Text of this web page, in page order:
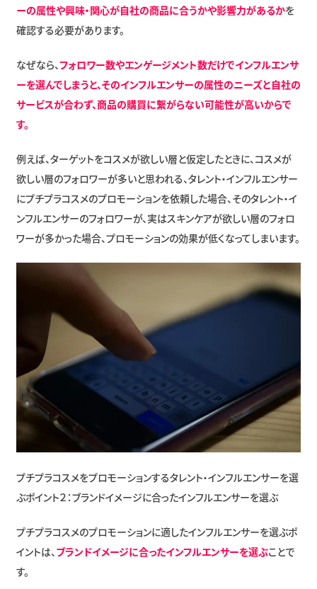
ーの属性や興味・関心が自社の商品に合うかや影響力があるかを
確認する必要があります。
なぜなら、フォロワー数やエンゲージメント数だけでインフルエンサ
ーを選んでしまうと、そのインフルエンサーの属性のニーズと自社の
サービスが合わず、商品の購買に繋がらない可能性が高いからで
す。
例えば、ターゲットをコスメが欲しい層と仮定したときに、コスメが
欲しい層のフォロワーが多いと思われる、タレント・インフルエンサー
にプチプラコスメのプロモーションを依頼した場合、そのタレント・イ
ンフルエンサーのフォロワーが、実はスキンケアが欲しい層のフォロ
ワーが多かった場合、プロモーションの効果が低くなってしまいます。
プチプラコスメをプロモーションするタレント・インフルエンサーを選
ぶポイント２：ブランドイメージに合ったインフルエンサーを選ぶ
プチプラコスメのプロモーションに適したインフルエンサーを選ぶポ
イントは、 ブランドイメージに合ったインフルエンサーを選ぶことで
す。